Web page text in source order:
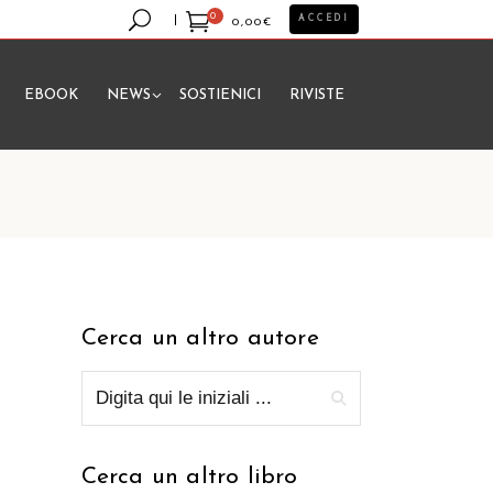
0
0,00€
prodotto nel carrello.
ACCEDI
EBOOK NEWS SOSTIENICI RIVISTE
Cerca un altro autore
Cerca un altro libro